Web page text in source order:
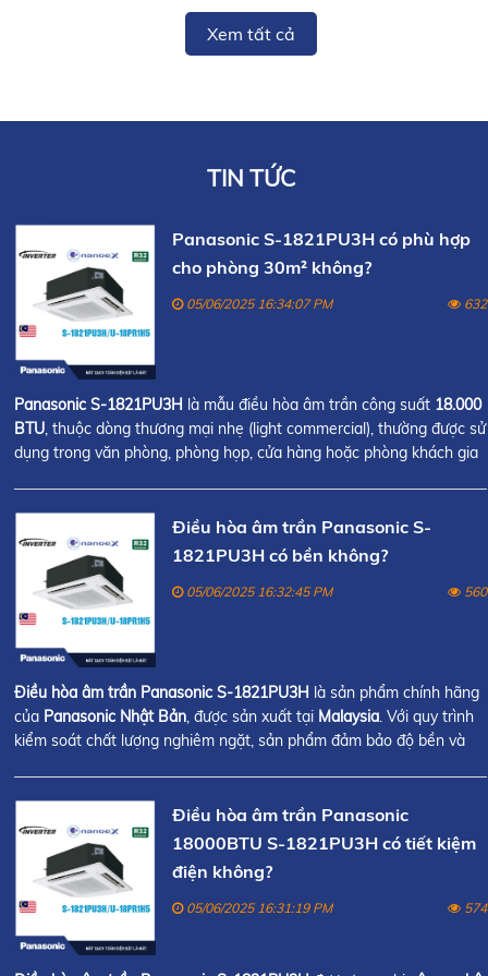
Xem tất cả
TIN TỨC
Panasonic S-1821PU3H có phù hợp
cho phòng 30m² không?
05/06/2025 16:34:07 PM 632
Panasonic S-1821PU3H là mẫu điều hòa âm trần công suất 18.000
BTU, thuộc dòng thương mại nhẹ (light commercial), thường được sử
dụng trong văn phòng, phòng họp, cửa hàng hoặc phòng khách gia
Điều hòa âm trần Panasonic S-
1821PU3H có bền không?
05/06/2025 16:32:45 PM 560
Điều hòa âm trần Panasonic S-1821PU3H là sản phẩm chính hãng
của Panasonic Nhật Bản, được sản xuất tại Malaysia. Với quy trình
kiểm soát chất lượng nghiêm ngặt, sản phẩm đảm bảo độ bền và
Điều hòa âm trần Panasonic
18000BTU S-1821PU3H có tiết kiệm
điện không?
05/06/2025 16:31:19 PM 574